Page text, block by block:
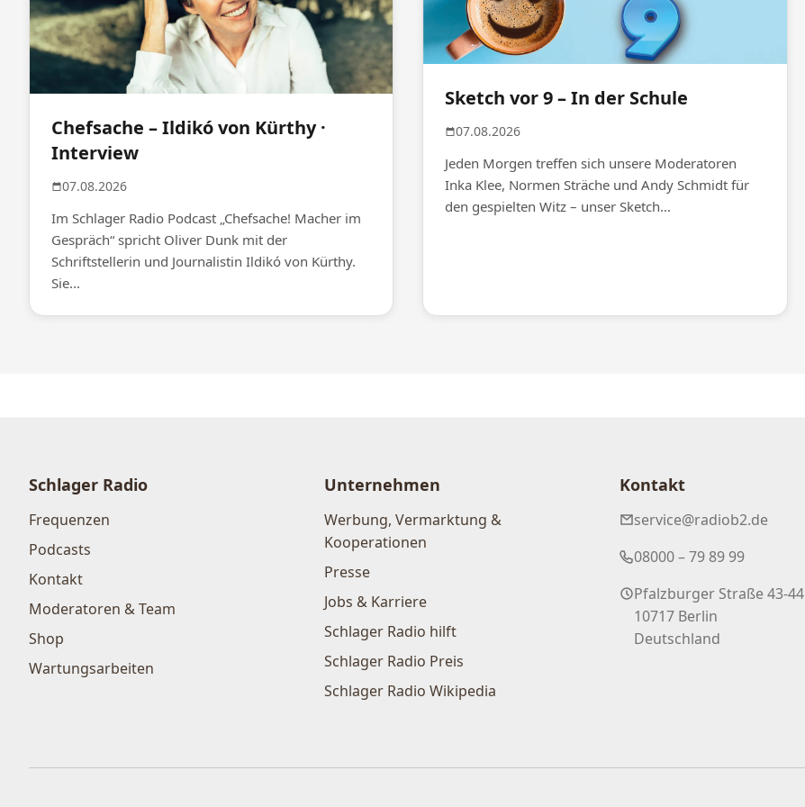
Chefsache – Ildikó von Kürthy ·
Interview
07.08.2026
Im Schlager Radio Podcast „Chefsache! Macher im
Gespräch“ spricht Oliver Dunk mit der
Schriftstellerin und Journalistin Ildikó von Kürthy.
Sie...
Sketch vor 9 – In der Schule
07.08.2026
Jeden Morgen treffen sich unsere Moderatoren
Inka Klee, Normen Sträche und Andy Schmidt für
den gespielten Witz – unser Sketch...
Schlager Radio
Frequenzen
Podcasts
Kontakt
Moderatoren & Team
Shop
Wartungsarbeiten
Unternehmen
Werbung, Vermarktung &
Kooperationen
Presse
Jobs & Karriere
Schlager Radio hilft
Schlager Radio Preis
Schlager Radio Wikipedia
Kontakt
service@radiob2.de
08000 – 79 89 99
Pfalzburger Straße 43-44
10717 Berlin
Deutschland